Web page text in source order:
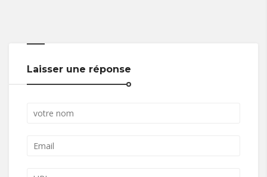
Laisser une réponse